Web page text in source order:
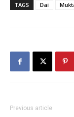
TAGS Dai
Previous article